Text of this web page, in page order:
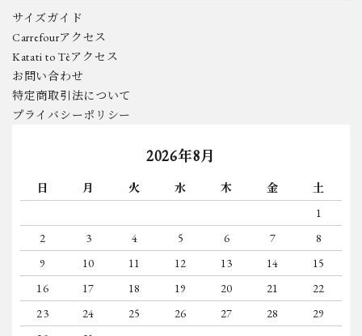
サイズガイド
Carrefourアクセス
Katati to Tèアクセス
お問い合わせ
特定商取引法について
プライバシーポリシー
2026年8月
日 月 火 水 木 金
土
1
2
3 4 5 6 7
8
9
10 11 12 13 14
15
16
17 18 19 20 21
22
23
24 25 26 27 28
29